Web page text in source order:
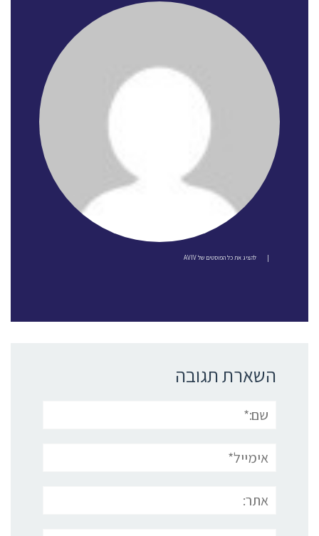
להציג את כל הפוסטים של AVIV
השארת תגובה
שם:*
אימייל*
אתר: